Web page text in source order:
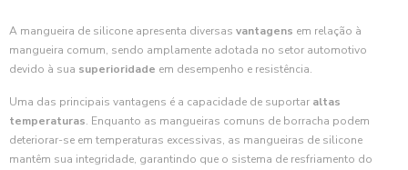
A mangueira de silicone apresenta diversas vantagens em relação à
mangueira comum, sendo amplamente adotada no setor automotivo
devido à sua superioridade em desempenho e resistência.
Uma das principais vantagens é a capacidade de suportar altas
temperaturas. Enquanto as mangueiras comuns de borracha podem
deteriorar-se em temperaturas excessivas, as mangueiras de silicone
mantêm sua integridade, garantindo que o sistema de resfriamento do